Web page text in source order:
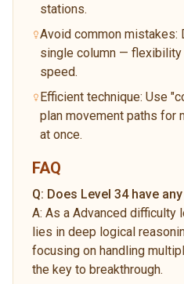
stations.
Avoid common mistakes:
single column — flexibility
speed.
Efficient technique: Use
plan movement paths for
at once.
FAQ
Q: Does Level 34 have
A: As a Advanced difficulty
lies in deep logical
focusing on handling
the key to breakthrough.